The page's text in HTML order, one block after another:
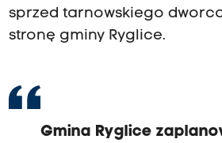
sprzed tarnowskiego
stronę gminy Ryglice.
Gmina Ryglice